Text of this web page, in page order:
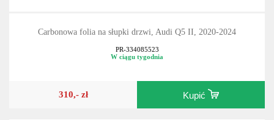
Carbonowa folia na słupki drzwi, Audi Q5 II, 2020-2024
PR-334085523
W ciągu tygodnia
310,- zł Kupić